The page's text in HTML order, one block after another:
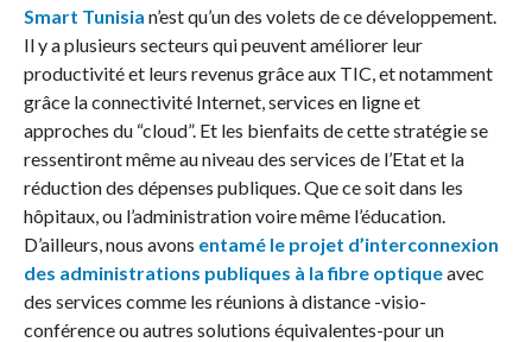
Smart Tunisia n’est qu’un des volets de ce développement.
Il y a plusieurs secteurs qui peuvent améliorer leur
productivité et leurs revenus grâce aux TIC, et notamment
grâce la connectivité Internet, services en ligne et
approches du “cloud”. Et les bienfaits de cette stratégie se
ressentiront même au niveau des services de l’Etat et la
réduction des dépenses publiques. Que ce soit dans les
hôpitaux, ou l’administration voire même l’éducation.
D’ailleurs, nous avons entamé le projet d’interconnexion
des administrations publiques à la fibre optiqueavec
des services comme les réunions à distance -visio-
conférence ou autres solutions équivalentes-pour un